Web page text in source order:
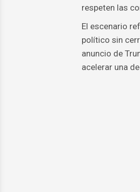
respeten las
El escenario
político sin
anuncio de
acelerar una